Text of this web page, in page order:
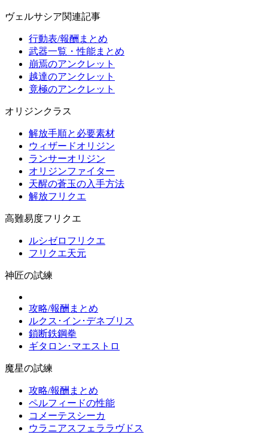
ヴェルサシア関連記事
行動表/報酬まとめ
武器一覧・性能まとめ
崩焉のアンクレット
越達のアンクレット
竟極のアンクレット
オリジンクラス
解放手順と必要素材
ウィザードオリジン
ランサーオリジン
オリジンファイター
天醒の蒼玉の入手方法
解放フリクエ
高難易度フリクエ
ルシゼロフリクエ
フリクエ天元
神匠の試練
攻略/報酬まとめ
ルクス･イン･デネブリス
鎖断鉄鋼拳
ギタロン･マエストロ
魔星の試練
攻略/報酬まとめ
ペルフィードの性能
コメーテスシーカ
ウラニアスフェララヴドス